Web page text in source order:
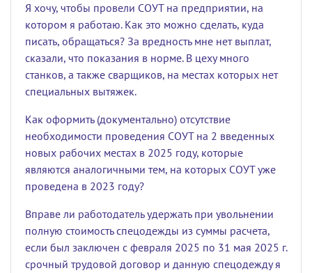
Я хочу, чтобы провели СОУТ на предприятии, на
котором я работаю. Как это можно сделать, куда
писать, обращаться? За вредность мне нет выплат,
сказали, что показания в норме. В цеху много
станков, а также сварщиков, на местах которых нет
специальных вытяжек.
Как оформить (документально) отсутствие
необходимости проведения СОУТ на 2 введенных
новых рабочих местах в 2025 году, которые
являются аналогичными тем, на которых СОУТ уже
проведена в 2023 году?
Вправе ли работодатель удержать при увольнении
полную стоимость спецодежды из суммы расчета,
если был заключен с февраля 2025 по 31 мая 2025 г.
срочный трудовой договор и данную спецодежду я